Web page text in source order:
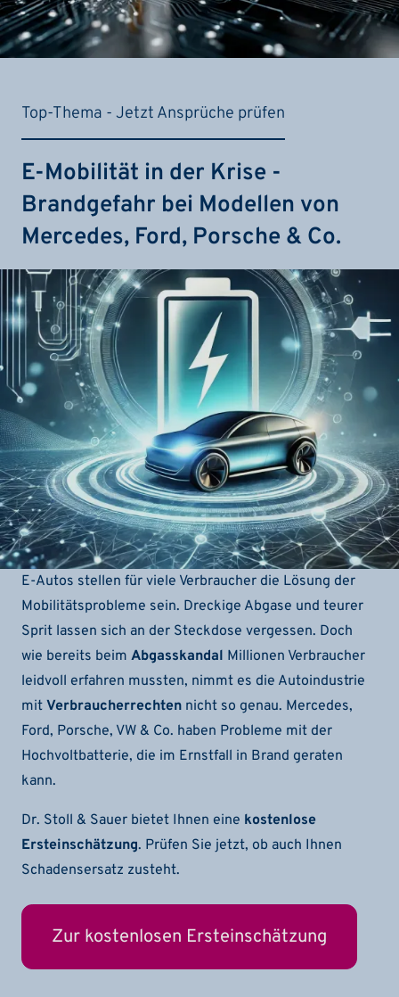
Top-Thema - Jetzt Ansprüche prüfen
E-Mobilität in der Krise -
Brandgefahr bei Modellen von
Mercedes, Ford, Porsche & Co.
E-Autos stellen für viele Verbraucher die Lösung der
Mobilitätsprobleme sein. Dreckige Abgase und teurer
Sprit lassen sich an der Steckdose vergessen. Doch
wie bereits beimAbgasskandal Millionen Verbraucher
leidvoll erfahren mussten, nimmt es die Autoindustrie
mitVerbraucherrechten nicht so genau. Mercedes,
Ford, Porsche, VW & Co. haben Probleme mit der
Hochvoltbatterie, die im Ernstfall in Brand geraten
kann.
Dr. Stoll & Sauer bietet Ihnen eine kostenlose
Ersteinschätzung. Prüfen Sie jetzt, ob auch Ihnen
Schadensersatz zusteht.
Zur kostenlosen Ersteinschätzung